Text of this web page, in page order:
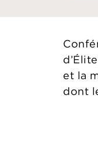
et la
dont